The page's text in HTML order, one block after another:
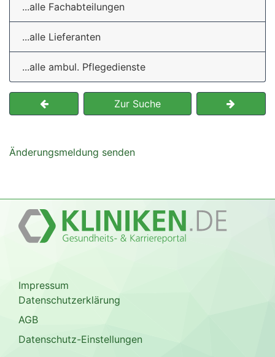
...alle Fachabteilungen
...alle Lieferanten
...alle ambul. Pflegedienste
Zur Suche
Änderungsmeldung senden
Impressum
Datenschutzerklärung
AGB
Datenschutz-Einstellungen